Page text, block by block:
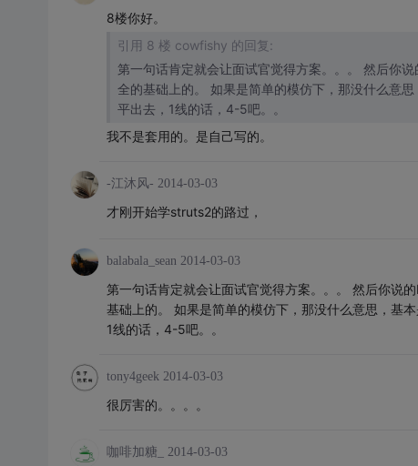
8楼你好。
引用 8 楼 cowfishy 的回复:
第一句话肯定就会让面试官觉得方案。。。 然后你说的ICO，Interceptor，模拟什么的，是简单的吗？还是说考虑了性能和安
全的基础上的。 如果是简单的模仿下，那没什么意思，基本是个人都会。。就那么几个设计模式一套用就OK了。 不过你这水
平出去，1线的话，4-5吧。。
我不是套用的。是自己写的。
-江沐风- 2014-03-03
才刚开始学struts2的路过，
balabala_sean 2014-03-03
第一句话肯定就会让面试官觉得方案。。。 然后你说
基础上的。 如果是简单的模仿下，那没什么意思，基
1线的话，4-5吧。。
tony4geek 2014-03-03
很厉害的。。。。
咖啡加糖_ 2014-03-03